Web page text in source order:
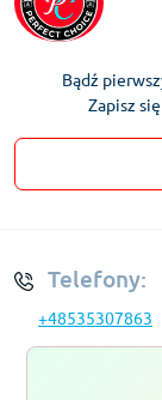
Bądź
Zapisz
Telefony:
+48535307863